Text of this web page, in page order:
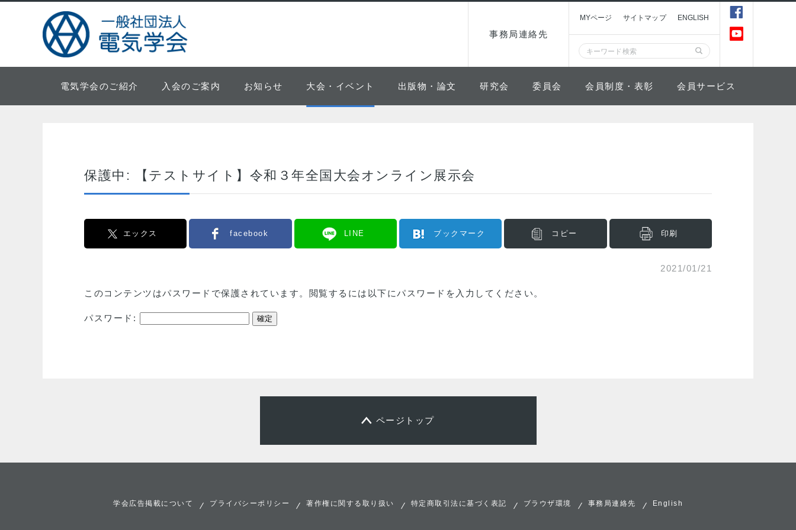
事務局連絡先
MYページ サイトマップ ENGLISH
電気学会のご紹介 入会のご案内 お知らせ 大会・イベント 出版物・論文 研究会 委員会 会員制度・表彰 会員サービス
保護中: 【テストサイト】令和３年全国大会オンライン展示会
エックス facebook LINE ブックマーク コピー 印刷
2021/01/21
このコンテンツはパスワードで保護されています。閲覧するには以下にパスワードを入力してください。
パスワード:
ページトップ
学会広告掲載について プライバシーポリシー 著作権に関する取り扱い 特定商取引法に基づく表記 ブラウザ環境 事務局連絡先 English